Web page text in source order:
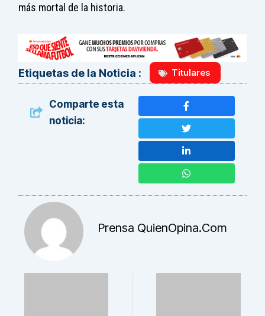
más mortal de la historia.
Etiquetas de la Noticia : Titulares
Comparte esta
noticia:
Prensa QuienOpina.com